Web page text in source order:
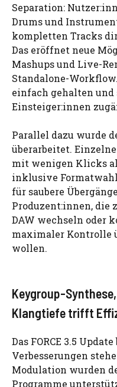
Separation:
Drums und
kompletten Tracks
Das eröffnet neue
Mashups und Live-
Standalone-
einfach gehalten
Einsteiger:innen
Parallel dazu wurde
überarbeitet.
mit wenigen Klicks
inklusive
für saubere
Produzent:innen, die
DAW wechseln oder
maximaler Kontrolle
wollen.
Keygroup-
Klangtiefe trifft
Das FORCE 3.5
Verbesserungen
Modulation wurden
Programme